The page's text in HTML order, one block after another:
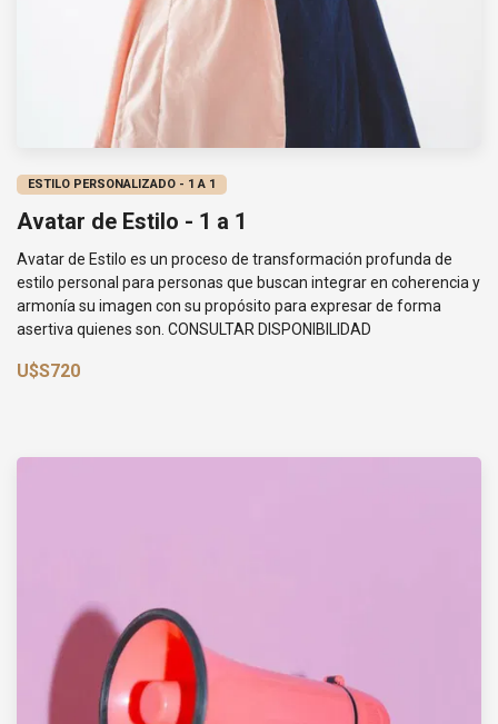
ESTILO PERSONALIZADO - 1 A 1
Avatar de Estilo - 1 a 1
Avatar de Estilo es un proceso de transformación profunda de
estilo personal para personas que buscan integrar en coherencia y
armonía su imagen con su propósito para expresar de forma
asertiva quienes son. CONSULTAR DISPONIBILIDAD
U$S720